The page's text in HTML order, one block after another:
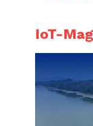
IoT-